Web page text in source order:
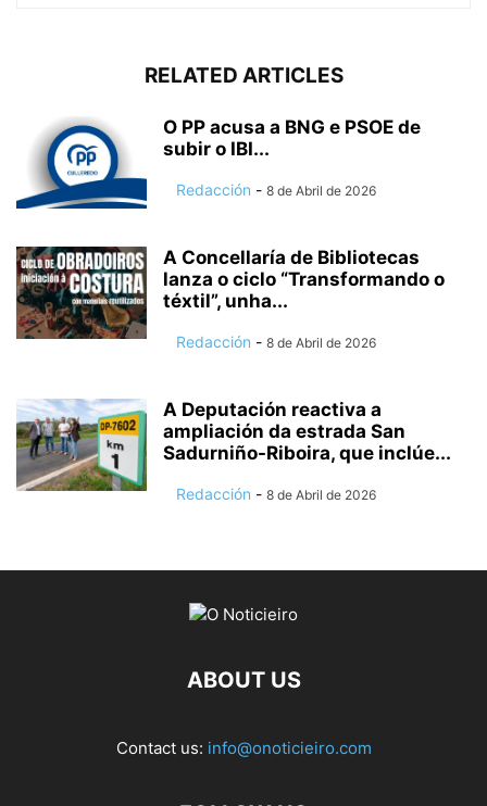
RELATED ARTICLES
O PP acusa a BNG e PSOE de
subir o IBI...
Redacción - 8 de Abril de 2026
A Concellaría de Bibliotecas
lanza o ciclo “Transformando o
téxtil”, unha...
Redacción - 8 de Abril de 2026
A Deputación reactiva a
ampliación da estrada San
Sadurniño-Riboira, que inclúe...
Redacción - 8 de Abril de 2026
ABOUT US
Contact us: info@onoticieiro.com